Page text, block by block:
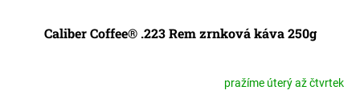
Caliber Coffee® .223 Rem zrnková káva 250g
pražíme úterý až čtvrtek